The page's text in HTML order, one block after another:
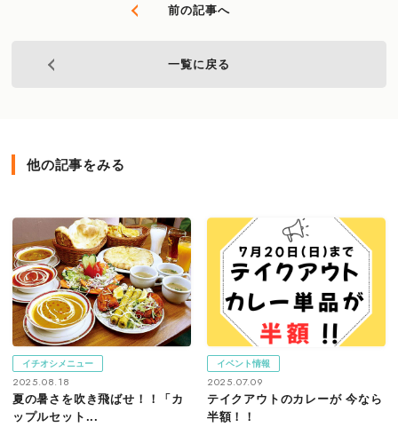
前の記事へ
一覧に戻る
他の記事をみる
イチオシメニュー
2025.08.18
夏の暑さを吹き飛ばせ！！「カ
ップルセット...
イベント情報
2025.07.09
テイクアウトのカレーが 今なら
半額！！